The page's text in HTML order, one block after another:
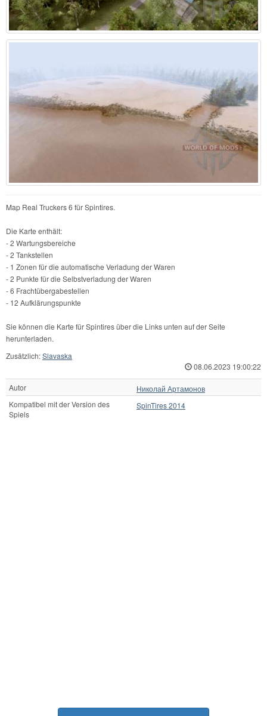
Map Real Truckers 6 für Spintires.
Die Karte enthält:
- 2 Wartungsbereiche
- 2 Tankstellen
- 1 Zonen für die automatische Verladung der Waren
- 2 Punkte für die Selbstverladung der Waren
- 6 Frachtübergabestellen
- 12 Aufklärungspunkte
Sie können die Karte für Spintires über die Links unten auf der Seite
herunterladen.
Zusätzlich:Slavaska
08.06.2023 19:00:22
Autor
Николай Артамонов
Kompatibel mit der Version des
Spiels
SpinTires 2014